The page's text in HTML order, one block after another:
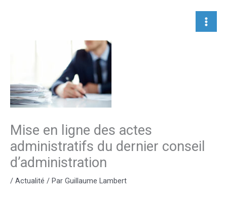
Mise en ligne des actes
administratifs du dernier conseil
d’administration
/ Actualité / Par Guillaume Lambert